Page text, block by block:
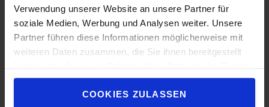
Verwendung unserer Website an unsere Partner für
soziale Medien, Werbung und Analysen weiter. Unsere
Partner führen diese Informationen möglicherweise mit
weiteren Daten zusammen, die Sie ihnen bereitgestellt
gesammelt haben.
COOKIES ZULASSEN